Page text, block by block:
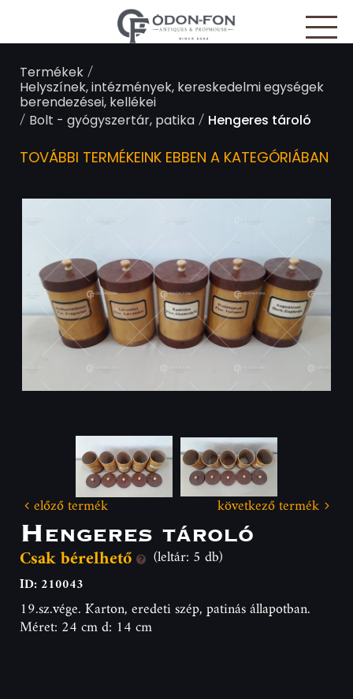
Termékek/
Helyszínek, intézmények, kereskedelmi egységek
berendezései, kellékei
/ Bolt - gyógyszertár, patika/ Hengeres tároló
TOVÁBBI TERMÉKEINK EBBEN A KATEGÓRIÁBAN
előző termék következő termék
Hengeres tároló
Csak bérelhető (leltár: 5 db)
ID: 210043
19.sz.vége. Karton, eredeti szép, patinás állapotban.
Méret: 24 cm d: 14 cm